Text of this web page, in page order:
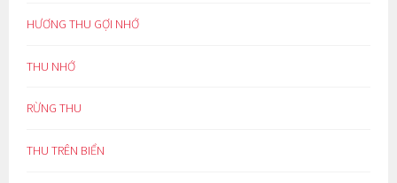
HƯƠNG THU GỢI NHỚ
THU NHỚ
RỪNG THU
THU TRÊN BIỂN